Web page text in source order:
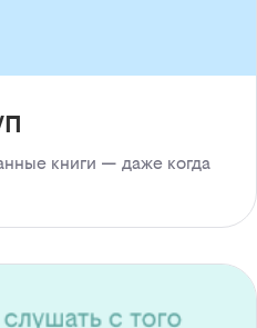
книги — даже когда